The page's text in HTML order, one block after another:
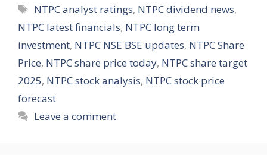
Tags
NTPC analyst ratings, NTPC dividend news,
NTPC latest financials, NTPC long term
investment, NTPC NSE BSE updates, NTPC Share
Price, NTPC share price today, NTPC share target
2025, NTPC stock analysis, NTPC stock price
forecast
Leave a comment